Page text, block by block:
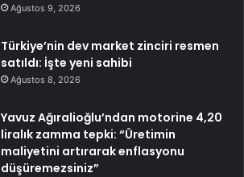
Ağustos 9, 2026
Türkiye’nin dev market zinciri resmen
satıldı: İşte yeni sahibi
Ağustos 8, 2026
Yavuz Ağıralioğlu’ndan motorine 4,20
liralık zamma tepki: “Üretimin
maliyetini artırarak enflasyonu
düşüremezsiniz”